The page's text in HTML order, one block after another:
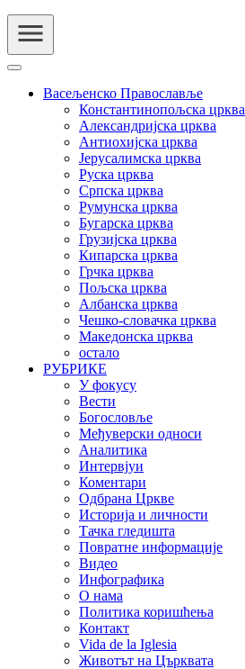
Васељенско Православље
Константинопољска црква
Александријска црква
Антиохијска црква
Јерусалимска црква
Руска црква
Српска црква
Румунска црква
Бугарска црква
Грузијска црква
Кипарска црква
Грчка црква
Пољска црква
Албанска црква
Чешко-словачка црква
Македонска црква
остало
РУБРИКЕ
У фокусу
Вести
Богословље
Међуверски односи
Аналитика
Интервјуи
Коментари
Одбрана Цркве
Историја и личности
Тачка гледишта
Повратне информације
Видео
Инфографика
О нама
Политика коришћења
Контакт
Vida de la Iglesia
Животът на Църквата